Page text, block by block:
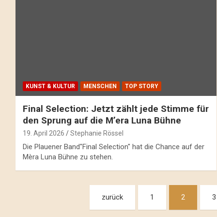
KUNST & KULTUR MENSCHEN TOP STORY
Final Selection: Jetzt zählt jede Stimme für
den Sprung auf die M’era Luna Bühne
19. April 2026 Stephanie Rössel
Die Plauener Band"Final Selection" hat die Chance auf der
Mèra Luna Bühne zu stehen.
Beitragsnavigation
zurück 1 2 3